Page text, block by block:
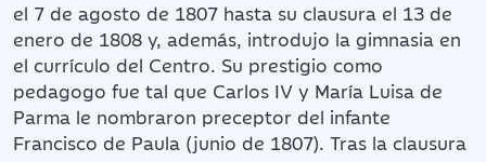
el 7 de agosto de 1807 hasta su clausura el 13 de
enero de 1808 y, además, introdujo la gimnasia en
el currículo del Centro. Su prestigio como
pedagogo fue tal que Carlos IV y María Luisa de
Parma le nombraron preceptor del infante
Francisco de Paula (junio de 1807). Tras la clausura